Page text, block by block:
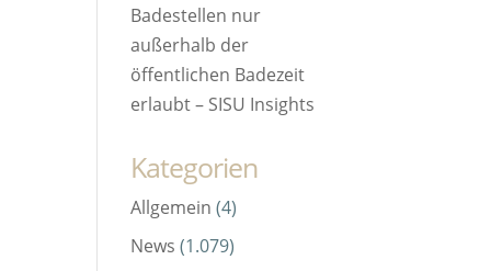
Badestellen nur
außerhalb der
öffentlichen Badezeit
erlaubt – SISU Insights
Kategorien
Allgemein (4)
News (1.079)